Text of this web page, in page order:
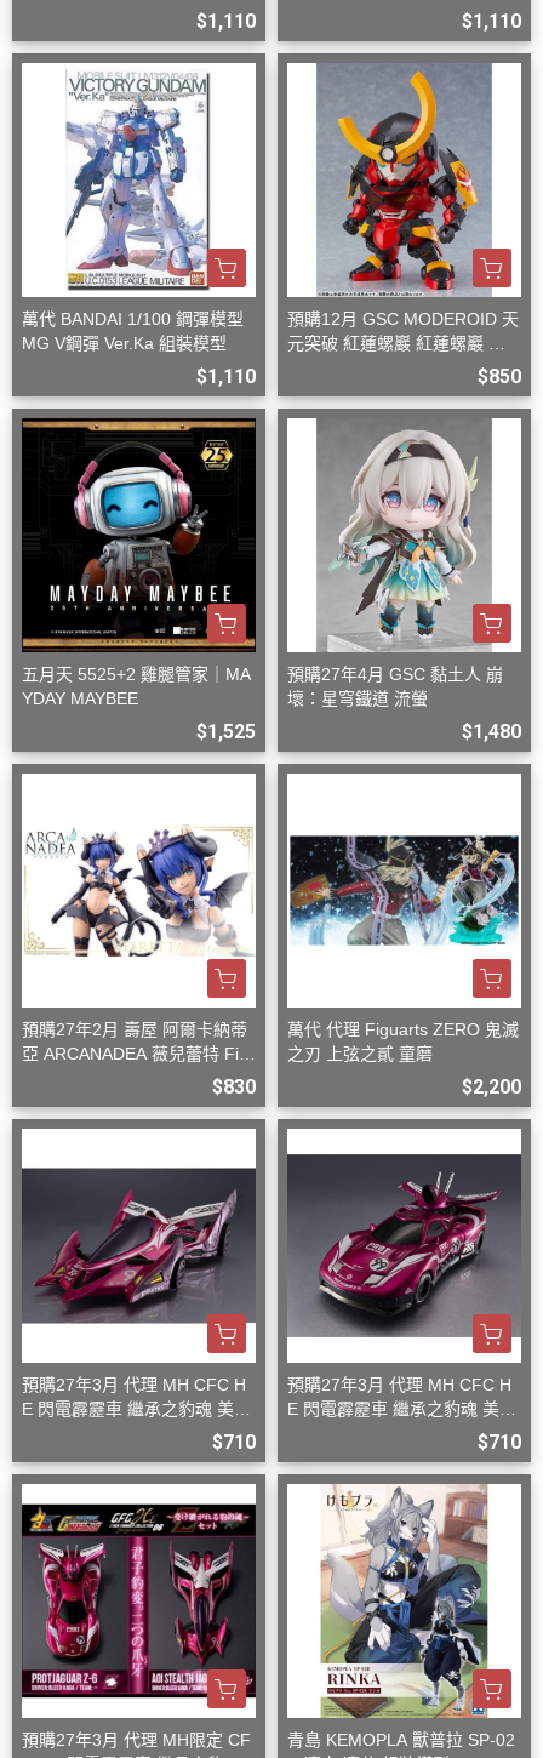
$1,110 $1,110
萬代 BANDAI 1/100 鋼彈模型
MG V鋼彈 Ver.Ka 組裝模型
$1,110
預購12月 GSC MODEROID 天
元突破 紅蓮螺巖 紅蓮螺巖 再
$850
五月天 5525+2 雞腿管家｜MA
YDAY MAYBEE
$1,525
預購27年4月 GSC 黏土人 崩
壞：星穹鐵道 流螢
$1,480
預購27年2月 壽屋 阿爾卡納蒂
亞 ARCANADEA 薇兒蕾特 Firs
$830
萬代 代理 Figuarts ZERO 鬼滅
之刃 上弦之貳 童磨
$2,200
預購27年3月 代理 MH CFC H
E 閃電霹靂車 繼承之豹魂 美洲
$710
預購27年3月 代理 MH CFC H
E 閃電霹靂車 繼承之豹魂 美洲
$710
預購27年3月 代理 MH限定 CF
青島 KEMOPLA 獸普拉 SP-02